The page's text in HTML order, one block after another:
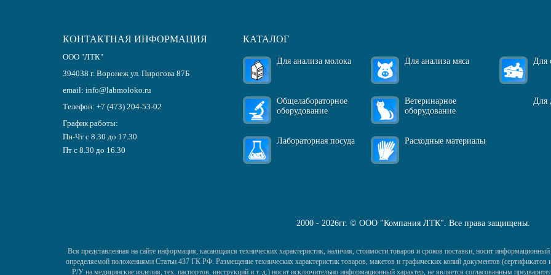
КОНТАКТНАЯ ИНФОРМАЦИЯ
ООО "ЛТК"
394038 г. Воронеж ул. Пирогова 87Б
email: info@labmoloko.ru
Телефон: +7 (473) 204-53-02
График работы:
Пн-Чт с 8.30 до 17.30
Пт с 8.30 до 16.30
КАТАЛОГ
Для анализа молока Для анализа мяса Для
Общелабораторное
оборудование
Ветеринарное
оборудование
Для
Лабораторная посуда Расходные материалы
2000 - 2026гг. © ООО "Компания ЛТК". Все права защищены.
Вся представленная на сайте информация, касающаяся технических характеристик, наличия, стоимости товаров и сроков поставки, носит
определяемой положениями Статьи 437 ГК РФ. Размещение технических характеристик товаров, макетов и графических копий документов (сертификатов
Р/У на медицинские изделия, тех. паспортов, инструкций и т. д.) носит исключительно информационный характер, не является согласованным